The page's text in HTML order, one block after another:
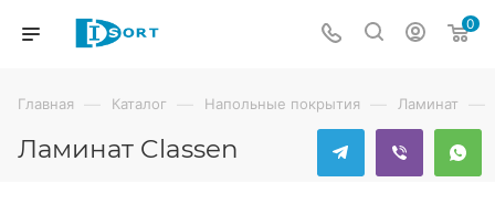
0
Главная — Каталог — Напольные покрытия — Ламинат —
Ламинат Classen